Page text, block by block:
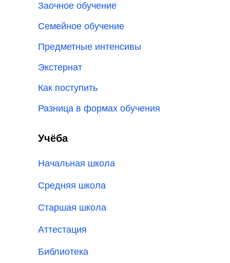
Заочное обучение
Семейное обучение
Предметные интенсивы
Как поступить
Экстернат
Разница в формах обучения
Учёба
Начальная школа
Средняя школа
Старшая школа
Аттестация
Библиотека